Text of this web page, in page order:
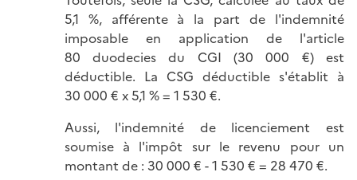
5,1 %, afférente à la part de l'indemnité
imposable en application de l'article
80 duodecies du CGI (30 000 €) est
déductible. La CSG déductible s'établit à
30 000 € x 5,1 % = 1 530 €.
Aussi, l'indemnité de licenciement est
soumise à l'impôt sur le revenu pour un
montant de : 30 000 € - 1 530 € = 28 470 €.